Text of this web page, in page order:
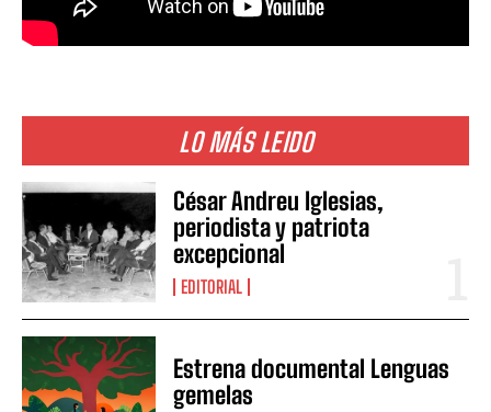
LO MÁS LEIDO
César Andreu Iglesias,
periodista y patriota
excepcional
EDITORIAL
Estrena documental Lenguas
gemelas